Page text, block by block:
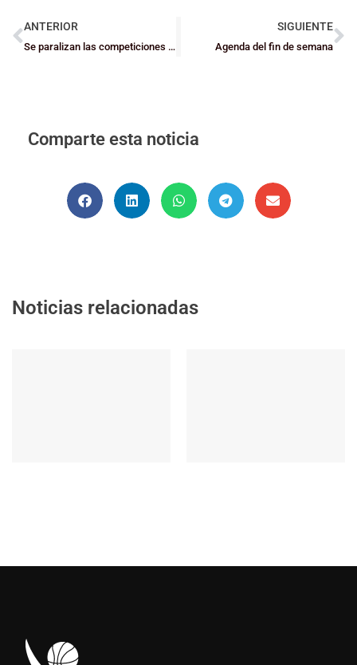
ANTERIOR
Se paralizan las competiciones del programa Eskola Kirola en Bizkaia hasta el 28 de enero
SIGUIENTE
Agenda del fin de semana
Comparte esta noticia
Noticias relacionadas